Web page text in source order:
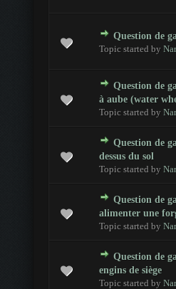
Question de
Topic started by
- 0 sur 5 en moyenne
345
Question de
à aube (water
Topic started by
- 0 sur 5 en moyenne
345
Question de
dessus du sol
Topic started by
- 0 sur 5 en moyenne
345
Question de
alimenter une
Topic started by
- 0 sur 5 en moyenne
345
Question de
engins de siège
Topic started by
- 0 sur 5 en moyenne
345